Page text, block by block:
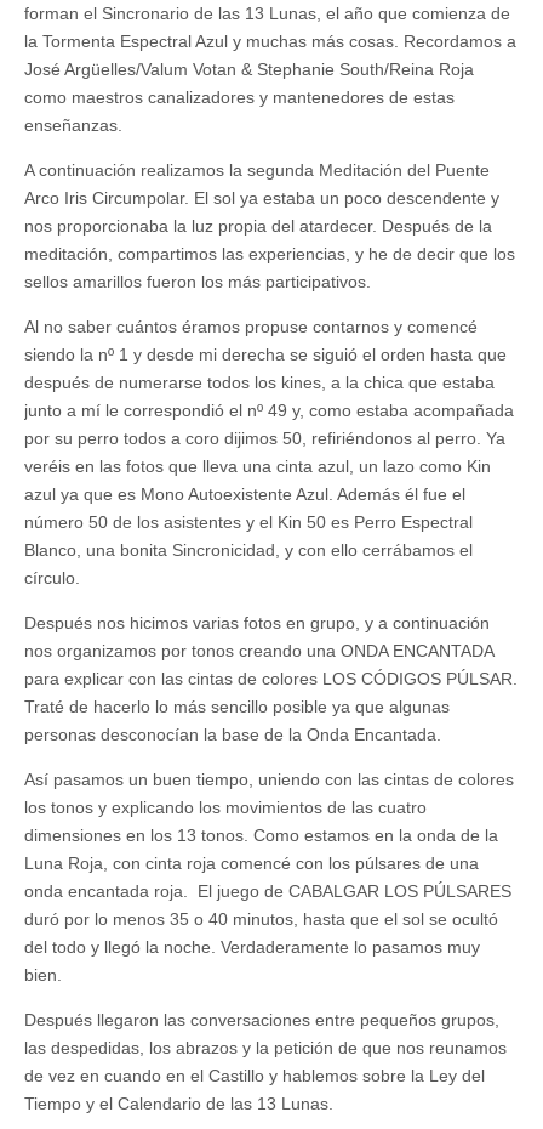
forman el Sincronario de las 13 Lunas, el año que comienza de
la Tormenta Espectral Azul y muchas más cosas. Recordamos a
José Argüelles/Valum Votan & Stephanie South/Reina Roja
como maestros canalizadores y mantenedores de estas
enseñanzas.
A continuación realizamos la segunda Meditación del Puente
Arco Iris Circumpolar. El sol ya estaba un poco descendente y
nos proporcionaba la luz propia del atardecer. Después de la
meditación, compartimos las experiencias, y he de decir que los
sellos amarillos fueron los más participativos.
Al no saber cuántos éramos propuse contarnos y comencé
siendo la nº 1 y desde mi derecha se siguió el orden hasta que
después de numerarse todos los kines, a la chica que estaba
junto a mí le correspondió el nº 49 y, como estaba acompañada
por su perro todos a coro dijimos 50, refiriéndonos al perro. Ya
veréis en las fotos que lleva una cinta azul, un lazo como Kin
azul ya que es Mono Autoexistente Azul. Además él fue el
número 50 de los asistentes y el Kin 50 es Perro Espectral
Blanco, una bonita Sincronicidad, y con ello cerrábamos el
círculo.
Después nos hicimos varias fotos en grupo, y a continuación
nos organizamos por tonos creando una ONDA ENCANTADA
para explicar con las cintas de colores LOS CÓDIGOS PÚLSAR.
Traté de hacerlo lo más sencillo posible ya que algunas
personas desconocían la base de la Onda Encantada.
Así pasamos un buen tiempo, uniendo con las cintas de colores
los tonos y explicando los movimientos de las cuatro
dimensiones en los 13 tonos. Como estamos en la onda de la
Luna Roja, con cinta roja comencé con los púlsares de una
onda encantada roja. El juego de CABALGAR LOS PÚLSARES
duró por lo menos 35 o 40 minutos, hasta que el sol se ocultó
del todo y llegó la noche. Verdaderamente lo pasamos muy
bien.
Después llegaron las conversaciones entre pequeños grupos,
las despedidas, los abrazos y la petición de que nos reunamos
de vez en cuando en el Castillo y hablemos sobre la Ley del
Tiempo y el Calendario de las 13 Lunas.